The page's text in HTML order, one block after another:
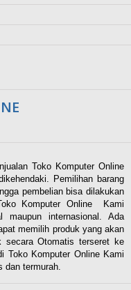
Toko Komputer Online
Pemilihan barang
pembelian bisa dilakukan
Komputer Online Kami
maupun internasional. Ada
memilih produk yang akan
secara Otomatis terseret ke
Toko Komputer Online Kami
dan termurah.